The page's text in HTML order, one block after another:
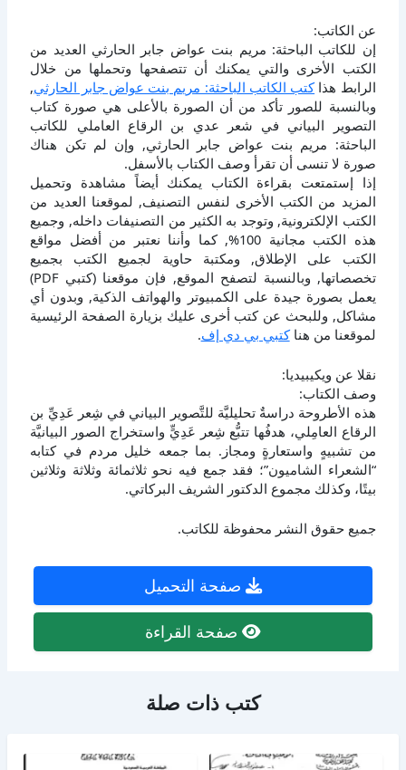
عن الكاتب:
إن للكاتب الباحثة: مريم بنت عواض جابر الحارثي العديد من
الكتب الأخرى والتي يمكنك أن تتصفحها وتحملها من خلال
الرابط هذاكتب الكاتب الباحثة: مريم بنت عواض جابر الحارثي,
وبالنسبة للصور تأكد من أن الصورة بالأعلى هي صورة كتاب
التصوير البياني في شعر عدي بن الرقاع العاملي للكاتب
الباحثة: مريم بنت عواض جابر الحارثي, وإن لم تكن هناك
صورة لا تنسى أن تقرأ وصف الكتاب بالأسفل.
إذا إستمتعت بقراءة الكتاب يمكنك أيضاً مشاهدة وتحميل
المزيد من الكتب الأخرى لنفس التصنيف, لموقعنا العديد من
الكتب الإلكترونية, وتوجد به الكثير من التصنيفات داخله, وجميع
هذه الكتب مجانية 100%, كما وأننا نعتبر من أفضل مواقع
الكتب على الإطلاق, ومكتبة حاوية لجميع الكتب بجميع
تخصصاتها, وبالنسبة لتصفح الموقع, فإن موقعنا (كتبي PDF)
يعمل بصورة جيدة على الكمبيوتر والهواتف الذكية, وبدون أي
مشاكل, وللبحث عن كتب أخرى عليك بزيارة الصفحة الرئيسية
لموقعنا من هناكتبي بي دي إف.
نقلا عن ويكيبيديا:
وصف الكتاب:
هذه الأطروحة دراسةٌ تحليليَّة للتَّصوير البياني في شِعر عَدِيِّ بن
الرقاع العامِلي، هدفُها تتبُّع شِعر عَدِيٍّ واستخراج الصور البيانيَّة
من تشبيهٍ واستعارةٍ ومجاز. بما جمعه خليل مردم في كتابه
“الشعراء الشاميون”؛ فقد جمع فيه نحو ثلاثمائة وثلاثة وثلاثين
بيتًا، وكذلك مجموع الدكتور الشريف البركاتي.
جميع حقوق النشر محفوظة للكاتب.
صفحة التحميل
صفحة القراءة
كتب ذات صلة